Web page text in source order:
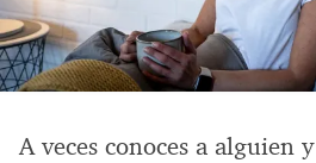
A veces conoces a alguien y